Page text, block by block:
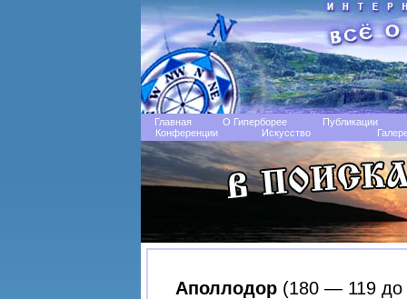
Главная О Гиперборее
Публикации
Конференции
Искусство
Аполлодор (180 — 119 до